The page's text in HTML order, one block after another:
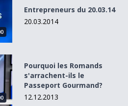
Entrepreneurs du 20.03.14
20.03.2014
s&#039;arrachent-ils le
Pourquoi les Romands
s'arrachent-ils le
Passeport Gourmand?
12.12.2013